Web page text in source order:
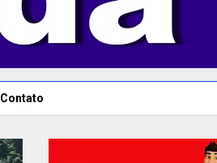
Contato